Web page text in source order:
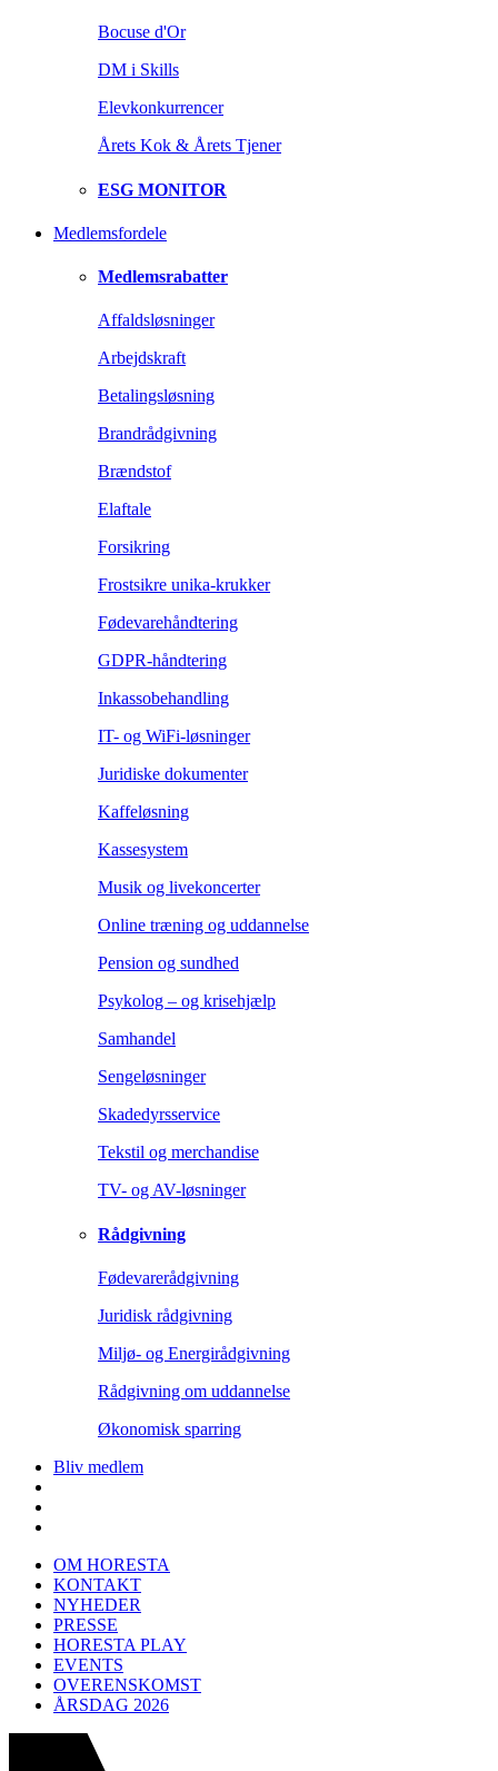
Bocuse d'Or
DM i Skills
Elevkonkurrencer
Årets Kok & Årets Tjener
ESG MONITOR
Medlemsfordele
Medlemsrabatter
Affaldsløsninger
Arbejdskraft
Betalingsløsning
Brandrådgivning
Brændstof
Elaftale
Forsikring
Frostsikre unika-krukker
Fødevarehåndtering
GDPR-håndtering
Inkassobehandling
IT- og WiFi-løsninger
Juridiske dokumenter
Kaffeløsning
Kassesystem
Musik og livekoncerter
Online træning og uddannelse
Pension og sundhed
Psykolog – og krisehjælp
Samhandel
Sengeløsninger
Skadedyrsservice
Tekstil og merchandise
TV- og AV-løsninger
Rådgivning
Fødevarerådgivning
Juridisk rådgivning
Miljø- og Energirådgivning
Rådgivning om uddannelse
Økonomisk sparring
Bliv medlem
OM HORESTA
KONTAKT
NYHEDER
PRESSE
HORESTA PLAY
EVENTS
OVERENSKOMST
ÅRSDAG 2026